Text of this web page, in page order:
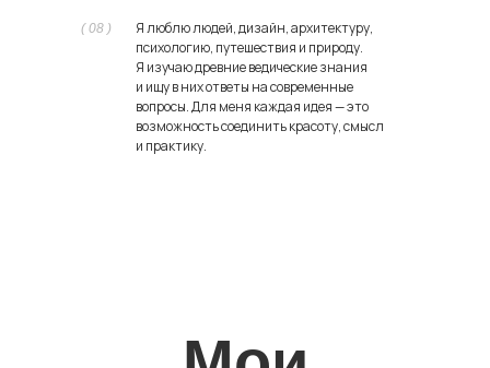
Я люблю людей, дизайн, архитектуру,
психологию, путешествия и природу.
Я изучаю древние ведические знания
и ищу в них ответы на современные
вопросы. Для меня каждая идея — это
возможность соединить красоту, смысл
и практику.
( 08 )
egor@dafomin.com
telegram